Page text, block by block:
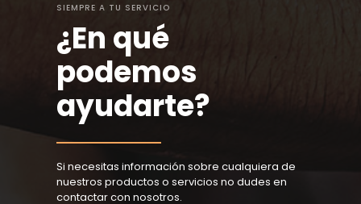
SIEMPRE A TU SERVICIO
¿En qué
podemos
ayudarte?
Si necesitas información sobre cualquiera de
nuestros productos o servicios no dudes en
contactar con nosotros.